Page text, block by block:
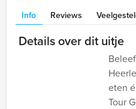
Info Reviews
Details over dit uitje
eten
Tour